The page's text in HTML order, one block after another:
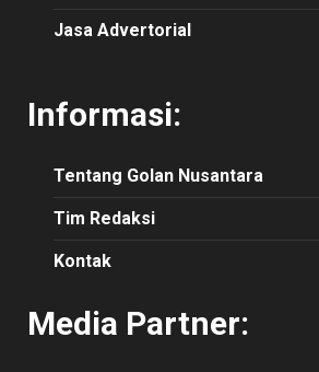
Jasa Advertorial
Informasi:
Tentang Golan Nusantara
Tim Redaksi
Kontak
Media Partner: